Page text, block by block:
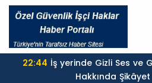
22:44
Hakkında